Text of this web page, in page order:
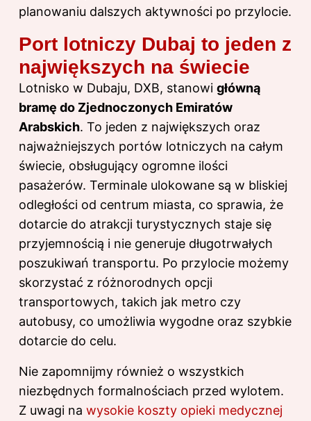
planowaniu dalszych aktywności po przylocie.
Port lotniczy Dubaj to jeden z
największych na świecie
Lotnisko w Dubaju, DXB, stanowi główną
bramę do Zjednoczonych Emiratów
Arabskich. To jeden z największych oraz
najważniejszych portów lotniczych na całym
świecie, obsługujący ogromne ilości
pasażerów. Terminale ulokowane są w bliskiej
odległości od centrum miasta, co sprawia, że
dotarcie do atrakcji turystycznych staje się
przyjemnością i nie generuje długotrwałych
poszukiwań transportu. Po przylocie możemy
skorzystać z różnorodnych opcji
transportowych, takich jak metro czy
autobusy, co umożliwia wygodne oraz szybkie
dotarcie do celu.
Nie zapomnijmy również o wszystkich
niezbędnych formalnościach przed wylotem.
Z uwagi na wysokie koszty opieki medycznej